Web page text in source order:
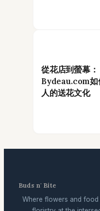
從花店到螢幕：
Bydeau.com如
人的送花文化
Buds n' Bite
Where flowers and